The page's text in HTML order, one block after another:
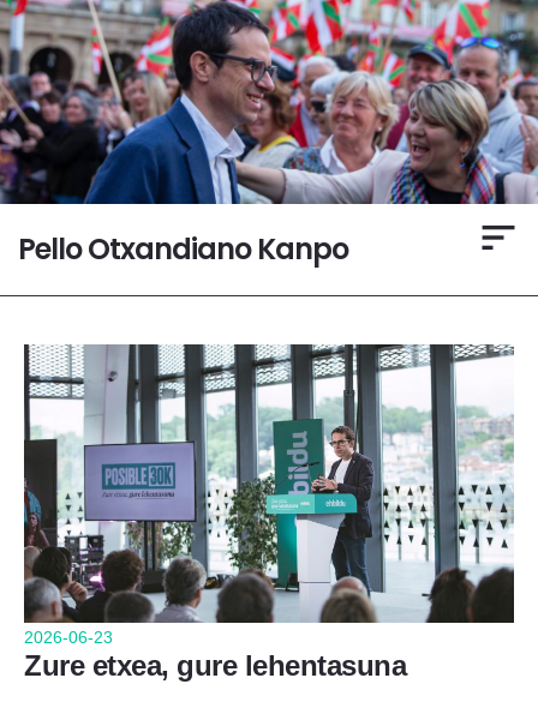
Pello Otxandiano Kanpo
2026-06-23
Zure etxea, gure lehentasuna